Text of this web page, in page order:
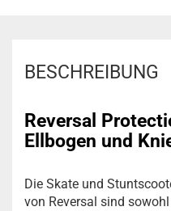
BESCHREIBUNG
Reversal
Ellbogen und
Die Skate und
von Reversal sind